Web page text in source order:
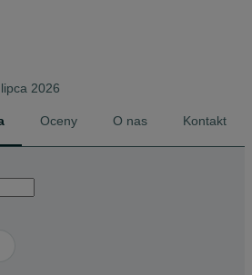
2026
Oceny O nas Kontakt